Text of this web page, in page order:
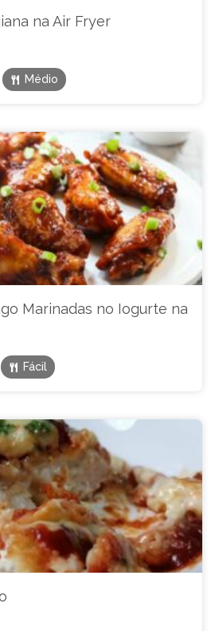
na Air Fryer
Médio
Marinadas no Iogurte na
Fácil